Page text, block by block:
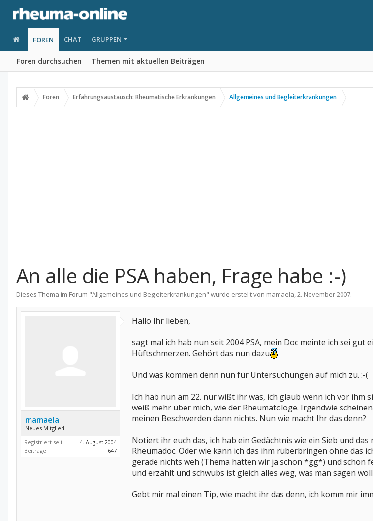
FOREN
Foren durchsuchen Themen mit aktuellen Beiträgen
CHAT GRUPPEN
Foren Erfahrungsaustausch: Rheumatische Erkrankungen Allgemeines und Begleiterkrankungen
An alle die PSA haben, Frage habe :-)
Dieses Thema im Forum "Allgemeines und Begleiterkrankungen" wurde erstellt von mamaela,2. November 2007.
mamaela
Neues Mitglied
Registriert seit:
4. August 2004
Beiträge:
647
Hallo Ihr lieben,
sagt mal ich hab nun seit 2004 PSA, mein Doc meinte ich sei
Hüftschmerzen. Gehört das nun dazu
Und was kommen denn nun für Untersuchungen auf mich zu. :-(
Ich hab nun am 22. nur wißt ihr was, ich glaub wenn ich vor ihm
weiß mehr über mich, wie der Rheumatologe. Irgendwie
meinen Beschwerden dann nichts. Nun wie macht Ihr das denn?
Notiert ihr euch das, ich hab ein Gedächtnis wie ein Sieb und das
Rheumadoc. Oder wie kann ich das ihm rüberbringen ohne das
gerade nichts weh (Thema hatten wir ja schon *gg*) und schon
und erzählt und schwubs ist gleich alles weg, was man sagen
Gebt mir mal einen Tip, wie macht ihr das denn, ich komm mir